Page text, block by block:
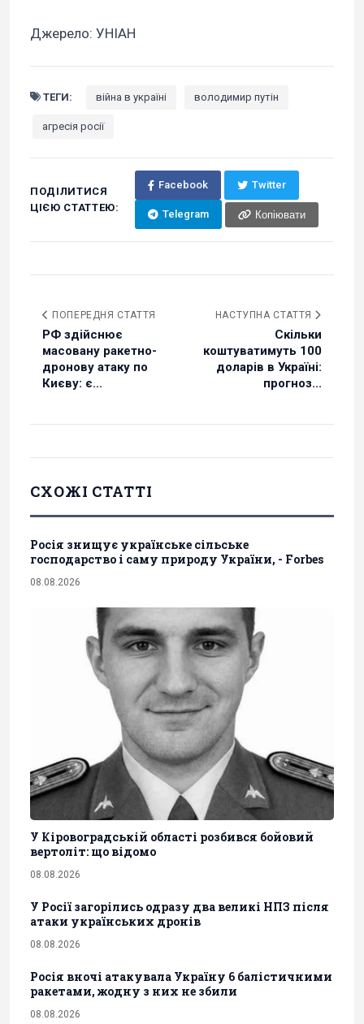
Джерело: УНІАН
ТЕГИ: війна в україні володимир путін
агресія росії
ПОДІЛИТИСЯ
ЦІЄЮ СТАТТЕЮ:
Facebook Twitter
Telegram Копіювати
ПОПЕРЕДНЯ СТАТТЯ
РФ здійснює
масовану ракетно-
дронову атаку по
Києву: є...
НАСТУПНА СТАТТЯ
Скільки
коштуватимуть 100
доларів в Україні:
прогноз...
СХОЖІ СТАТТІ
Росія знищує українське сільське
господарство і саму природу України, - Forbes
08.08.2026
У Кіровоградській області розбився бойовий
вертоліт: що відомо
08.08.2026
У Росії загорілись одразу два великі НПЗ після
атаки українських дронів
08.08.2026
Росія вночі атакувала Україну 6 балістичними
ракетами, жодну з них не збили
08.08.2026